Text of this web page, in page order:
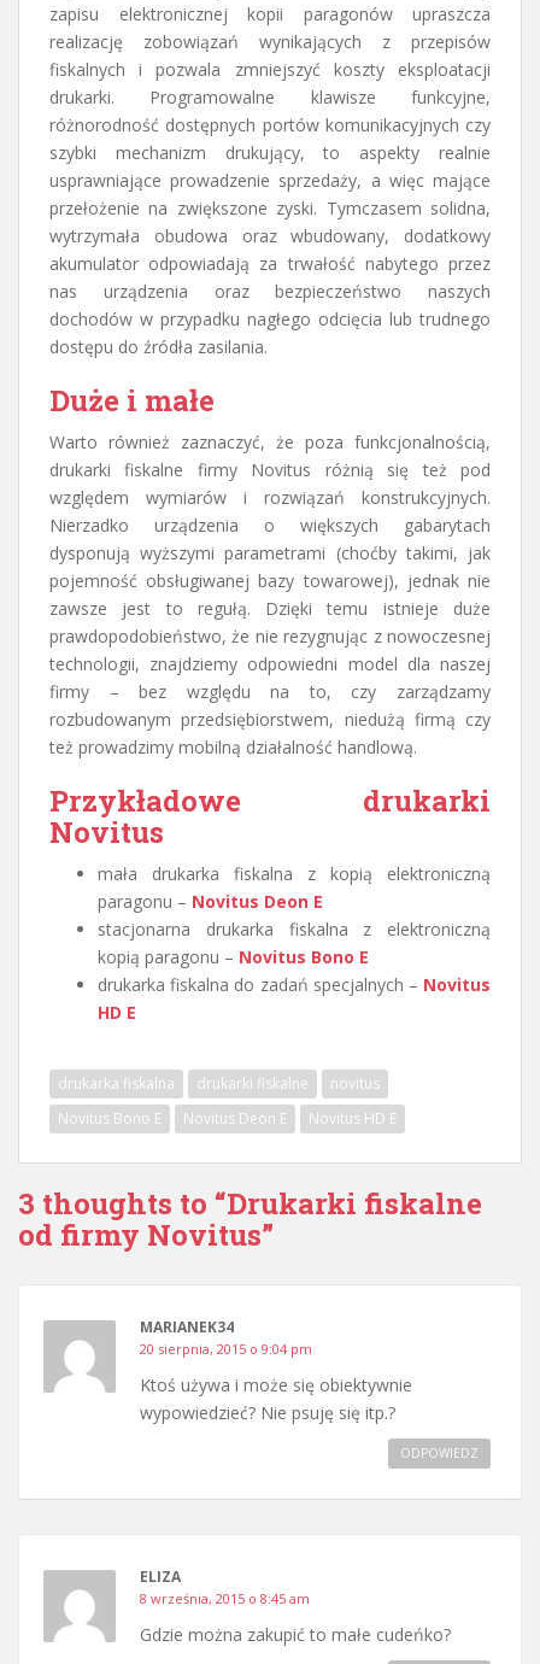
zapisu elektronicznej kopii paragonów upraszcza
realizację zobowiązań wynikających z przepisów
fiskalnych i pozwala zmniejszyć koszty eksploatacji
drukarki. Programowalne klawisze funkcyjne,
różnorodność dostępnych portów komunikacyjnych czy
szybki mechanizm drukujący, to aspekty realnie
usprawniające prowadzenie sprzedaży, a więc mające
przełożenie na zwiększone zyski. Tymczasem solidna,
wytrzymała obudowa oraz wbudowany, dodatkowy
akumulator odpowiadają za trwałość nabytego przez
nas urządzenia oraz bezpieczeństwo naszych
dochodów w przypadku nagłego odcięcia lub trudnego
dostępu do źródła zasilania.
Duże i małe
Warto również zaznaczyć, że poza funkcjonalnością,
drukarki fiskalne firmy Novitus różnią się też pod
względem wymiarów i rozwiązań konstrukcyjnych.
Nierzadko urządzenia o większych gabarytach
dysponują wyższymi parametrami (choćby takimi, jak
pojemność obsługiwanej bazy towarowej), jednak nie
zawsze jest to regułą. Dzięki temu istnieje duże
prawdopodobieństwo, że nie rezygnując z nowoczesnej
technologii, znajdziemy odpowiedni model dla naszej
firmy – bez względu na to, czy zarządzamy
rozbudowanym przedsiębiorstwem, niedużą firmą czy
też prowadzimy mobilną działalność handlową.
Przykładowe drukarki
Novitus
mała drukarka fiskalna z kopią elektroniczną
paragonu – Novitus Deon E
stacjonarna drukarka fiskalna z elektroniczną
kopią paragonu – Novitus Bono E
drukarka fiskalna do zadań specjalnych – Novitus
HD E
drukarka fiskalna drukarki fiskalne
novitus
Novitus Bono E
Novitus Deon E Novitus HD E
3 thoughts to “Drukarki fiskalne
od firmy Novitus”
MARIANEK34
20 sierpnia, 2015 o 9:04 pm
Ktoś używa i może się obiektywnie
wypowiedzieć? Nie psuję się itp.?
ODPOWIEDZ
ELIZA
8 września, 2015 o 8:45 am
Gdzie można zakupić to małe cudeńko?